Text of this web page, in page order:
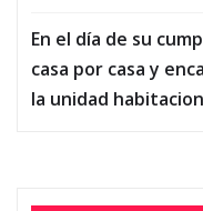
En el día de su
casa por casa y
la unidad